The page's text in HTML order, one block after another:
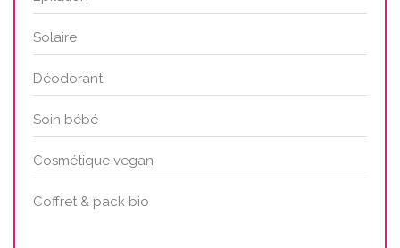
Solaire
Déodorant
Soin bébé
Cosmétique vegan
Coffret & pack bio